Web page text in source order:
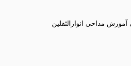
مداحی انوارالثقلین